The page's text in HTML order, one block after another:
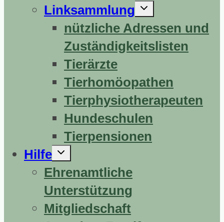
Linksammlung
Untermenü
nützliche Adressen und
Zuständigkeitslisten
Tierärzte
Tierhomöopathen
Tierphysiotherapeuten
Hundeschulen
Tierpensionen
Hilfe
Untermenü
Ehrenamtliche
Unterstützung
Mitgliedschaft